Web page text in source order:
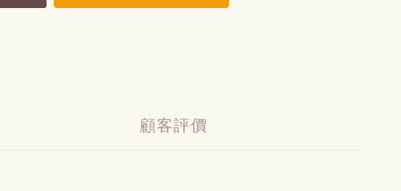
顧客評價